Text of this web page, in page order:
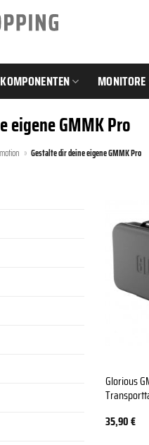
MONITORE
eigene GMMK Pro
» Gestalte dir deine eigene GMMK Pro
Glorious
35,90€